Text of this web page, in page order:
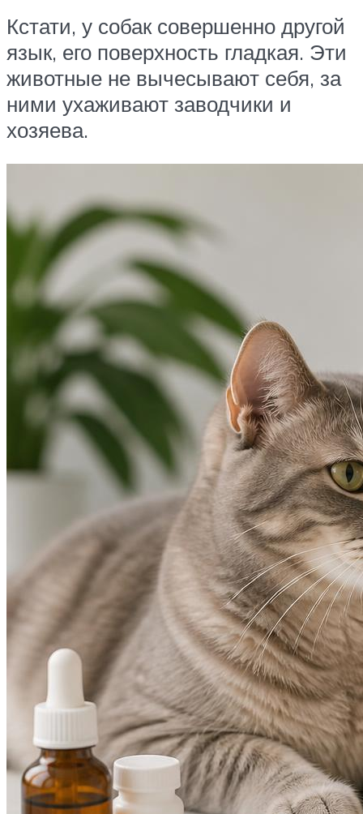
Кстати, у собак совершенно другой
язык, его поверхность гладкая. Эти
животные не вычесывают себя, за
ними ухаживают заводчики и
хозяева.